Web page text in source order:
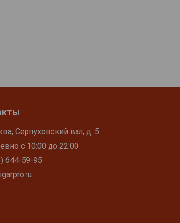
Серпуховский вал, д. 5
с 10:00 до 22:00
644-59-95